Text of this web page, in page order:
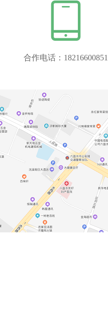
合作电话：18216600851